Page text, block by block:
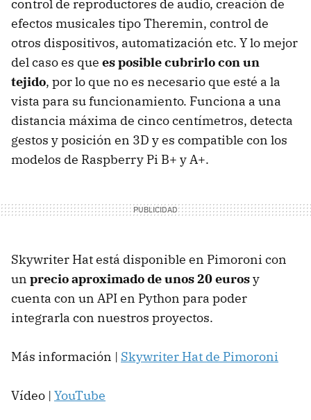
control de reproductores de audio, creación de
efectos musicales tipo Theremin, control de
otros dispositivos, automatización etc. Y lo mejor
del caso es que es posible cubrirlo con un
tejido, por lo que no es necesario que esté a la
vista para su funcionamiento. Funciona a una
distancia máxima de cinco centímetros, detecta
gestos y posición en 3D y es compatible con los
modelos de Raspberry Pi B+ y A+.
Skywriter Hat está disponible en Pimoroni con
un precio aproximado de unos 20 eurosy
cuenta con un API en Python para poder
integrarla con nuestros proyectos.
Más información | Skywriter Hat de Pimoroni
Vídeo | YouTube